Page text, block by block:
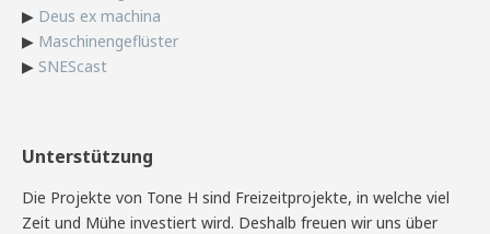
▶ Deus ex machina
▶ Maschinengeflüster
▶ SNEScast
Unterstützung
Die Projekte von Tone H sind Freizeitprojekte, in welche viel
Zeit und Mühe investiert wird. Deshalb freuen wir uns über